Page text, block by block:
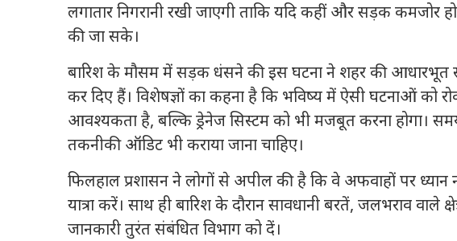
लगातार निगरानी रखी जाएगी ताकि यदि कहीं और सड़क
की जा सके।
बारिश के मौसम में सड़क धंसने की इस घटना ने शहर की आधारभूत
कर दिए हैं। विशेषज्ञों का कहना है कि भविष्य में ऐसी घटनाओं को
आवश्यकता है, बल्कि ड्रेनेज सिस्टम को भी मजबूत करना होगा।
तकनीकी ऑडिट भी कराया जाना चाहिए।
फिलहाल प्रशासन ने लोगों से अपील की है कि वे अफवाहों पर
यात्रा करें। साथ ही बारिश के दौरान सावधानी बरतें, जलभराव वाले
जानकारी तुरंत संबंधित विभाग को दें।